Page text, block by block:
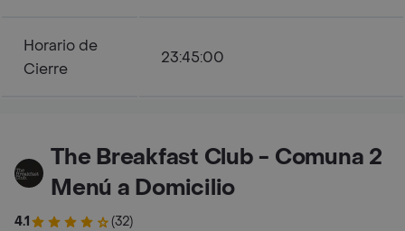
Horario de
Cierre
23:45:00
The Breakfast Club - Comuna 2
Menú a Domicilio
4.1
(32)